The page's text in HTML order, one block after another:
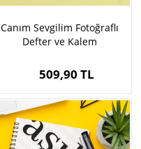
Canım Sevgilim Fotoğraflı
Defter ve Kalem
509,90 TL